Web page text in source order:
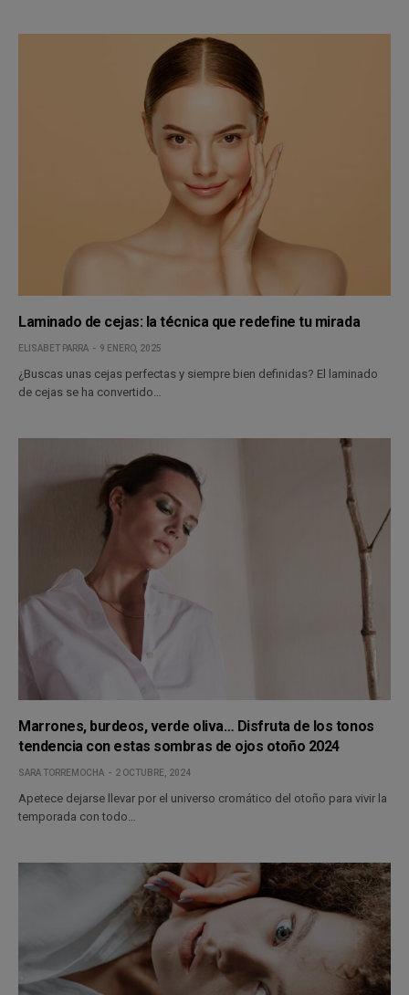
Laminado de cejas: la técnica que redefine tu mirada
ELISABET PARRA 9 ENERO, 2025
¿Buscas unas cejas perfectas y siempre bien definidas? El laminado
de cejas se ha convertido…
Marrones, burdeos, verde oliva… Disfruta de los tonos
tendencia con estas sombras de ojos otoño 2024
SARA TORREMOCHA 2 OCTUBRE, 2024
Apetece dejarse llevar por el universo cromático del otoño para vivir la
temporada con todo…